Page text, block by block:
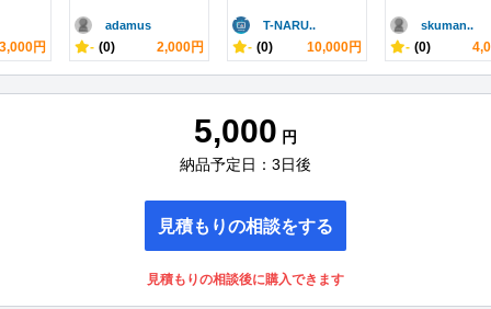
3,000円
adamus
- (0) 2,000円
T-NARU..
- (0) 10,000円
skuman..
- (0)
5,000 円
納品予定日：3日後
見積もりの相談をする
見積もりの相談後に購入できます